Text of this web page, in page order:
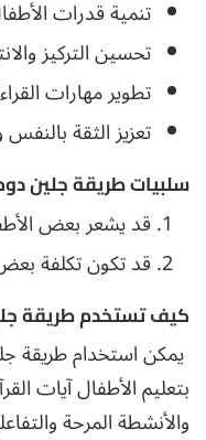
تنمية قدرات
تحسين التركيز
تطوير مهارات
تعزيز الثقة
سلبيات طريقة جلين
قد يشعر بعض
قد تكون تكلفة بعض
كيف تستخدم طريقة
يمكن استخدام طريقة
بتعليم الأطفال آيات
والأنشطة المرحة